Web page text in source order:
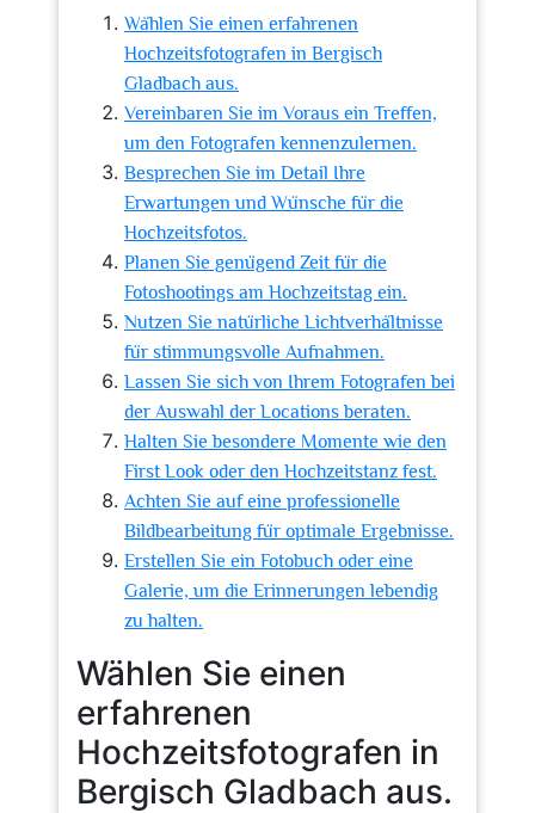
Wählen Sie einen erfahrenen
Hochzeitsfotografen in Bergisch
Gladbach aus.
Vereinbaren Sie im Voraus ein Treffen,
um den Fotografen kennenzulernen.
Besprechen Sie im Detail Ihre
Erwartungen und Wünsche für die
Hochzeitsfotos.
Planen Sie genügend Zeit für die
Fotoshootings am Hochzeitstag ein.
Nutzen Sie natürliche Lichtverhältnisse
für stimmungsvolle Aufnahmen.
Lassen Sie sich von Ihrem Fotografen bei
der Auswahl der Locations beraten.
Halten Sie besondere Momente wie den
First Look oder den Hochzeitstanz fest.
Achten Sie auf eine professionelle
Bildbearbeitung für optimale Ergebnisse.
Erstellen Sie ein Fotobuch oder eine
Galerie, um die Erinnerungen lebendig
zu halten.
Wählen Sie einen
erfahrenen
Hochzeitsfotografen in
Bergisch Gladbach aus.